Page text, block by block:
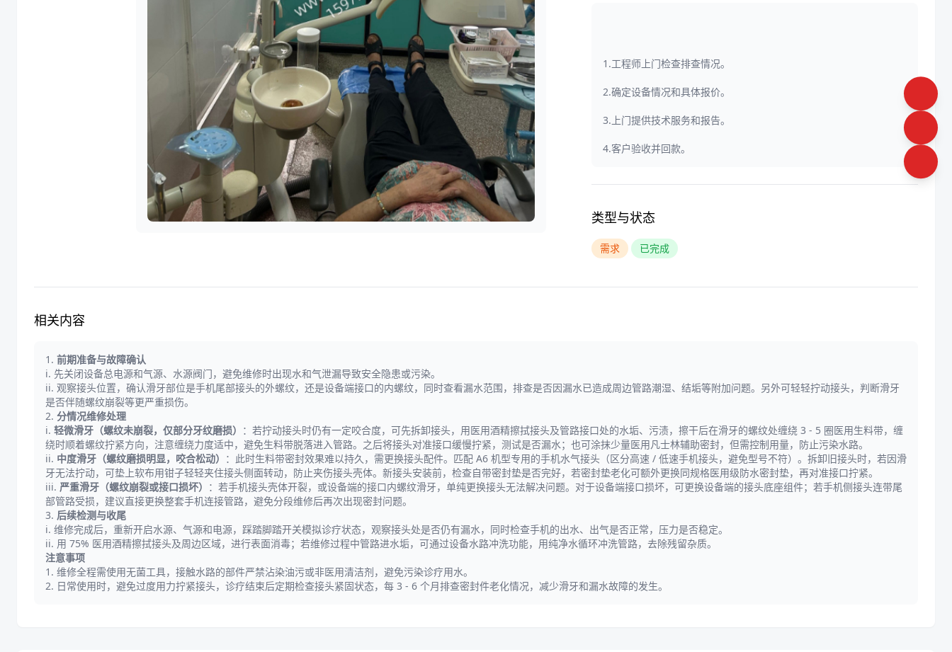
1.工程师上门检查排查情况。
2.确定设备情况和具体报价。
3.上门提供技术服务和报告。
4.客户验收并回款。
类型与状态
需求 已完成
相关内容
1. 前期准备与故障确认
i. 先关闭设备总电源和气源、水源阀门，避免维修时出现水和气泄漏导致安全隐患或污染。
ii. 观察接头位置，确认滑牙部位是手机尾部接头的外螺纹，还是设备端接口的内螺纹，同时查看漏水范围，排查是否因漏水已造成周边管路潮湿、结垢等附加问题。另外可轻轻拧动接头，判断滑牙
是否伴随螺纹崩裂等更严重损伤。
2. 分情况维修处理
i. 轻微滑牙（螺纹未崩裂，仅部分牙纹磨损） ：若拧动接头时仍有一定咬合度，可先拆卸接头，用医用酒精擦拭接头及管路接口处的水垢、污渍，擦干后在滑牙的螺纹处缠绕 3 - 5 圈医用生料带，缠
绕时顺着螺纹拧紧方向，注意缠绕力度适中，避免生料带脱落进入管路。之后将接头对准接口缓慢拧紧，测试是否漏水；也可涂抹少量医用凡士林辅助密封，但需控制用量，防止污染水路。
ii. 中度滑牙（螺纹磨损明显，咬合松动） ：此时生料带密封效果难以持久，需更换接头配件。匹配 A6 机型专用的手机水气接头（区分高速 / 低速手机接头，避免型号不符）。拆卸旧接头时，若因滑
牙无法拧动，可垫上软布用钳子轻轻夹住接头侧面转动，防止夹伤接头壳体。新接头安装前，检查自带密封垫是否完好，若密封垫老化可额外更换同规格医用级防水密封垫，再对准接口拧紧。
iii. 严重滑牙（螺纹崩裂或接口损坏） ：若手机接头壳体开裂，或设备端的接口内螺纹滑牙，单纯更换接头无法解决问题。对于设备端接口损坏，可更换设备端的接头底座组件；若手机侧接头连带尾
部管路受损，建议直接更换整套手机连接管路，避免分段维修后再次出现密封问题。
3. 后续检测与收尾
i. 维修完成后，重新开启水源、气源和电源，踩踏脚踏开关模拟诊疗状态，观察接头处是否仍有漏水，同时检查手机的出水、出气是否正常，压力是否稳定。
ii. 用 75% 医用酒精擦拭接头及周边区域，进行表面消毒；若维修过程中管路进水垢，可通过设备水路冲洗功能，用纯净水循环冲洗管路，去除残留杂质。
注意事项
1. 维修全程需使用无菌工具，接触水路的部件严禁沾染油污或非医用清洁剂，避免污染诊疗用水。
2. 日常使用时，避免过度用力拧紧接头，诊疗结束后定期检查接头紧固状态，每 3 - 6 个月排查密封件老化情况，减少滑牙和漏水故障的发生。